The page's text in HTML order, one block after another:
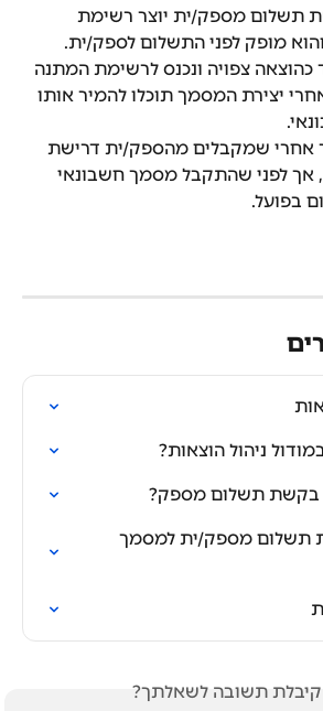
תשלום מספק/ית יוצר רשימת
מופק לפני התשלום לספק/ית.
צפויה ונכנס לרשימת המתנה
יצירת המסמך תוכלו להמיר אותו
שמקבלים מהספק/ית דרישת
אך לפני שהתקבל מסמך חשבונאי
בפועל.
ניהול הוצאות?
בקשת תשלום מספק?
תשלום מספק/ית למסמך
תשובה לשאלתך?